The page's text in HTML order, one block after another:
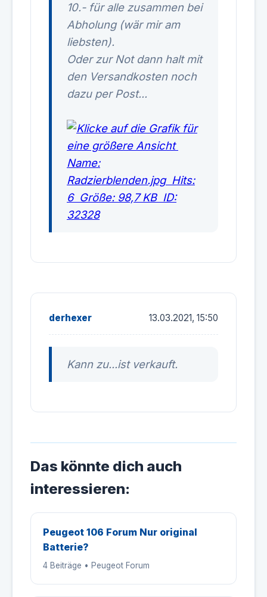
10.- für alle zusammen bei
Abholung (wär mir am
liebsten).
Oder zur Not dann halt mit
den Versandkosten noch
dazu per Post...
derhexer 13.03.2021, 15:50
Kann zu...ist verkauft.
Das könnte dich auch
interessieren:
Peugeot 106 Forum Nur original
Batterie?
4 Beiträge • Peugeot Forum